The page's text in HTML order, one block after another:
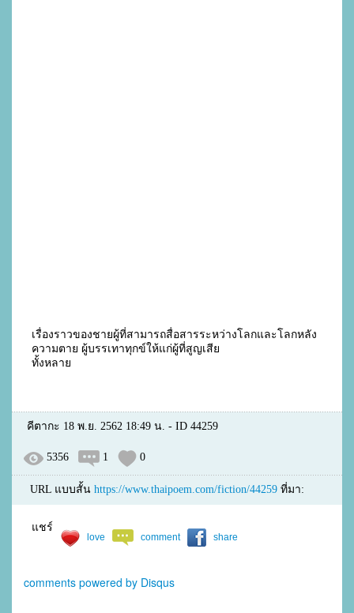
เรื่องราวของชายผู้ที่สามารถสื่อสารระหว่างโลกและโลกหลัง
ความตาย ผู้บรรเทาทุกข์ให้แก่ผู้ที่สูญเสีย
ทั้งหลาย
คีตากะ 18 พ.ย. 2562 18:49 น. - ID 44259
5356 1 0
URL แบบสั้น https://www.thaipoem.com/fiction/44259 ที่มา:
แชร์
love comment share
comments powered by Disqus